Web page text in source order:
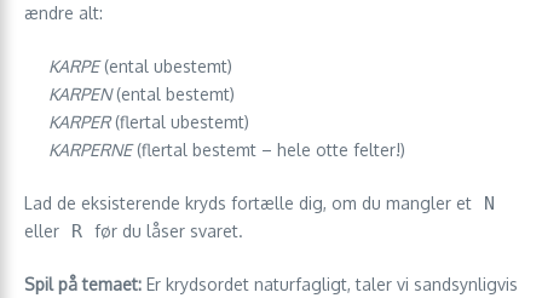
ændre alt:
KARPE(ental ubestemt)
KARPEN(ental bestemt)
KARPER(flertal ubestemt)
KARPERNE(flertal bestemt – hele otte felter!)
Lad de eksisterende kryds fortælle dig, om du mangler et N
eller R før du låser svaret.
Spil på temaet: Er krydsordet naturfagligt, taler vi sandsynligvis